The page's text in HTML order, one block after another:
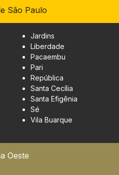
São Paulo
Oeste
Jardins
Liberdade
Pacaembu
Pari
República
Santa Cecília
Santa Efigênia
Sé
Vila Buarque